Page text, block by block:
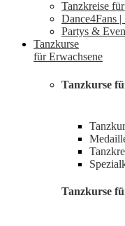
Tanzkreise
Dance4Fans
Partys &
Tanzkurse
für Erwachsene
Tanzkurse
Tanzkurse